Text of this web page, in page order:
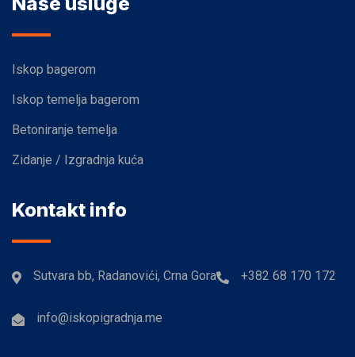
Iskop bagerom
Iskop temelja bagerom
Betoniranje temelja
Zidanje / Izgradnja kuća
Kontakt info
Sutvara bb, Radanovići, Crna Gora +382 68 170 172
info@iskopigradnja.me